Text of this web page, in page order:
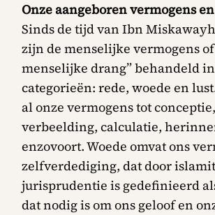
Onze aangeboren vermogens
Sinds de tijd van Ibn
zijn de menselijke vermogens of
menselijke drang” behandeld
categorieën: rede, woede en
al onze vermogens tot conceptie,
verbeelding, calculatie,
enzovoort. Woede omvat ons
zelfverdediging, dat door
jurisprudentie is gedefinieerd
dat nodig is om ons geloof en